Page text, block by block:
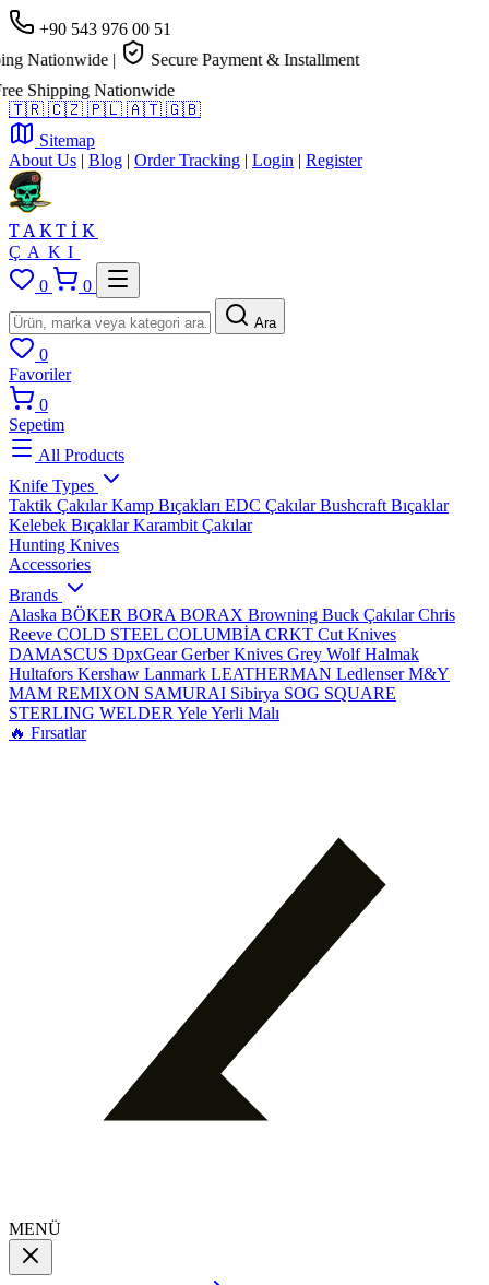
+90 543 976 00 51
Nationwide |
Secure Payment & Installment
Shipping Nationwide
🇹🇷 🇨🇿 🇵🇱 🇦🇹 🇬🇧
Sitemap
About Us | Blog | Order Tracking | Login | Register
TAKTİK
ÇAKI
0
0
Ara
0
Favoriler
0
Sepetim
All Products
Knife Types
Taktik ÇakılarKamp Bıçakları EDC ÇakılarBushcraft Bıçaklar
Kelebek BıçaklarKarambit Çakılar
Hunting Knives
Accessories
Brands
Alaska BÖKER BORA BORAX Browning Buck ÇakılarChris
Reeve COLD STEEL COLUMBİA CRKT Cut Knives
DAMASCUS DpxGearGerber Knives Grey WolfHalmak
Hultafors Kershaw Lanmark LEATHERMAN LedlenserM&Y
MAM REMIXON SAMURAI Sibirya SOG SQUARE
STERLING WELDER YeleYerli Malı
🔥 Fırsatlar
MENÜ